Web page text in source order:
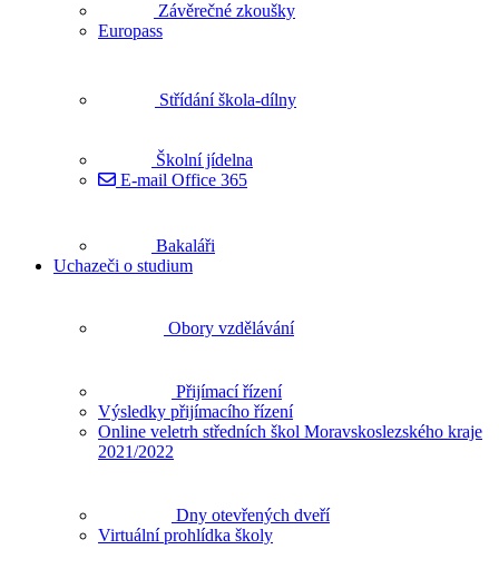
Závěrečné zkoušky
Europass
Střídání škola-dílny
Školní jídelna
E-mail Office 365
Bakaláři
Uchazeči o studium
Obory vzdělávání
Přijímací řízení
Výsledky přijímacího řízení
Online veletrh středních škol Moravskoslezského kraje
2021/2022
Dny otevřených dveří
Virtuální prohlídka školy